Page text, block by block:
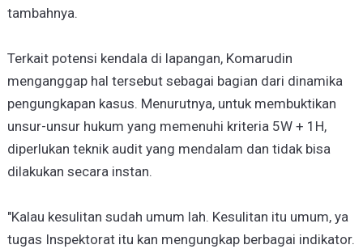
tambahnya.
Terkait potensi kendala di lapangan, Komarudin
menganggap hal tersebut sebagai bagian dari dinamika
pengungkapan kasus. Menurutnya, untuk membuktikan
unsur-unsur hukum yang memenuhi kriteria 5W + 1H,
diperlukan teknik audit yang mendalam dan tidak bisa
dilakukan secara instan.
"Kalau kesulitan sudah umum lah. Kesulitan itu umum, ya
tugas Inspektorat itu kan mengungkap berbagai indikator.